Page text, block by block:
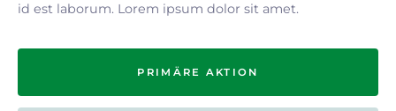
id est laborum. Lorem ipsum dolor sit amet.
PRIMÄRE AKTION